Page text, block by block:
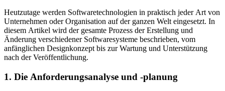
Heutzutage werden Softwaretechnologien in praktisch jeder Art von
Unternehmen oder Organisation auf der ganzen Welt eingesetzt. In
diesem Artikel wird der gesamte Prozess der Erstellung und
Änderung verschiedener Softwaresysteme beschrieben, vom
anfänglichen Designkonzept bis zur Wartung und Unterstützung
nach der Veröffentlichung.
1. Die Anforderungsanalyse und -planung